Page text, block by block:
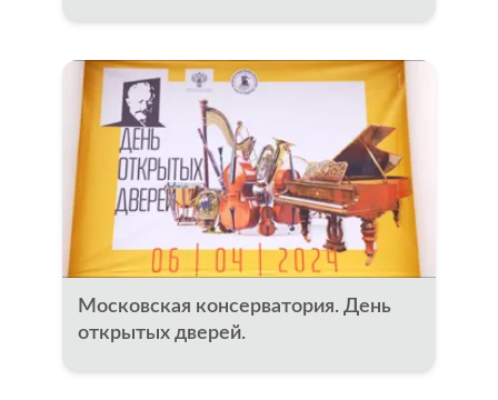
Московская консерватория. День
открытых дверей.